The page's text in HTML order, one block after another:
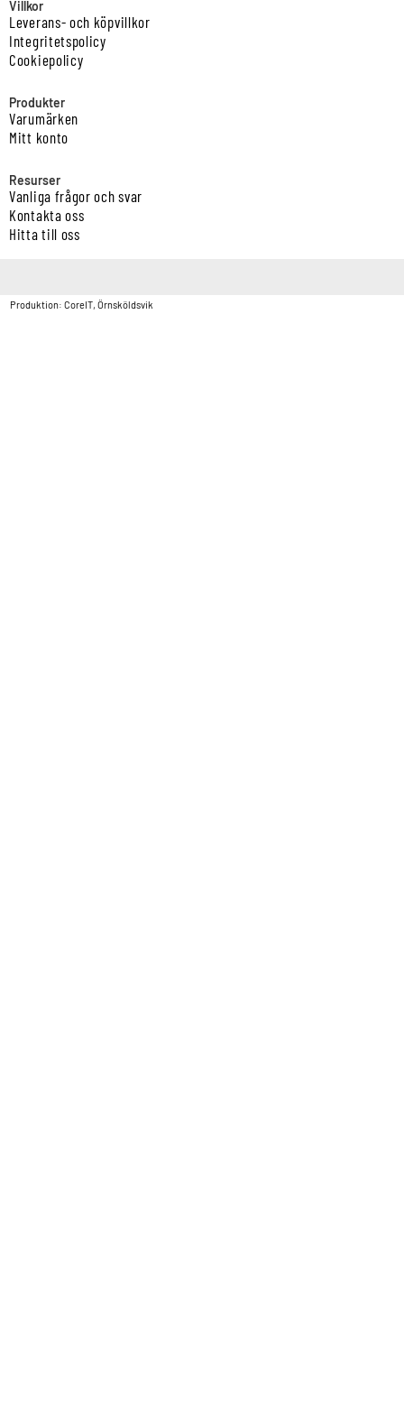
Villkor
Leverans- och köpvillkor
Integritetspolicy
Cookiepolicy
Produkter
Varumärken
Mitt konto
Resurser
Vanliga frågor och svar
Kontakta oss
Hitta till oss
Produktion: CoreIT, Örnsköldsvik